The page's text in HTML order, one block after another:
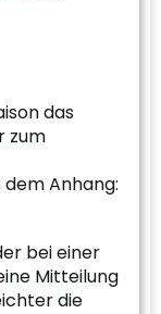
das
zum
Anhang:
bei einer
Mitteilung
die